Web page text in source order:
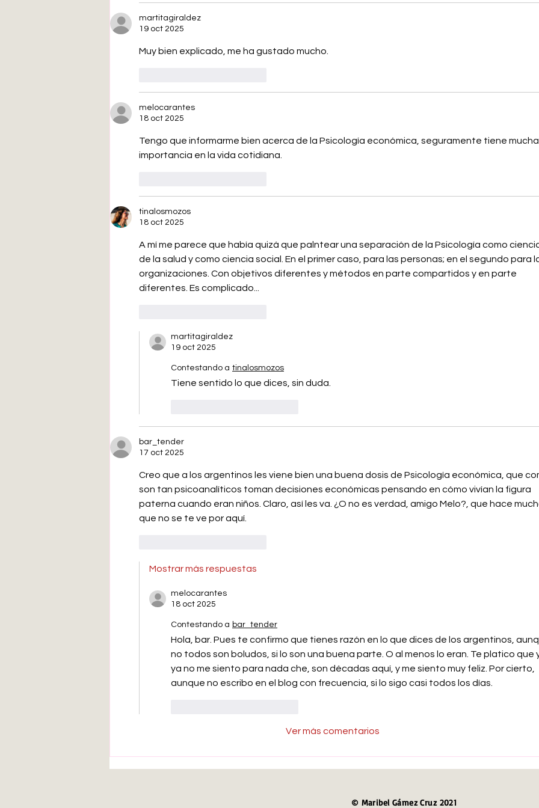
martitagiraldez
19 oct 2025
Muy bien explicado, me ha gustado mucho.
melocarantes
18 oct 2025
Tengo que informarme bien acerca de la Psicología económica, seguramente tiene mucha
importancia en la vida cotidiana.
tinalosmozos
18 oct 2025
A mí me parece que había quizá que palntear una separación de la Psicología como
de la salud y como ciencia social. En el primer caso, para las personas; en el segundo para
organizaciones. Con objetivos diferentes y métodos en parte compartidos y en parte
diferentes. Es complicado...
martitagiraldez
19 oct 2025
Contestando a tinalosmozos
Tiene sentido lo que dices, sin duda.
bar_tender
17 oct 2025
Creo que a los argentinos les viene bien una buena dosis de Psicología económica, que
son tan psicoanalíticos toman decisiones económicas pensando en cómo vivían la figura
paterna cuando eran niños. Claro, así les va. ¿O no es verdad, amigo Melo?, que hace
que no se te ve por aquí.
Mostrar más respuestas
melocarantes
18 oct 2025
Contestando a bar_tender
Hola, bar. Pues te confirmo que tienes razón en lo que dices de los argentinos,
no todos son boludos, si lo son una buena parte. O al menos lo eran. Te platico que
ya no me siento para nada che, son décadas aquí, y me siento muy feliz. Por cierto,
aunque no escribo en el blog con frecuencia, si lo sigo casi todos los días.
Ver más comentarios
© Maribel Gámez Cruz 2021